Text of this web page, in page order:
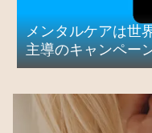
メンタルケアは世
主導のキャンペー